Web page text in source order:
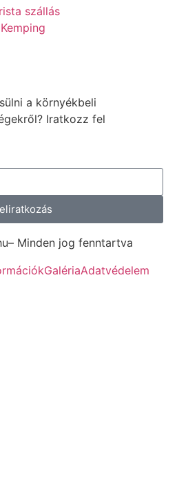
szállás
Kemping
a környékbeli
Iratkozz fel
Minden jog fenntartva
GalériaAdatvédelem